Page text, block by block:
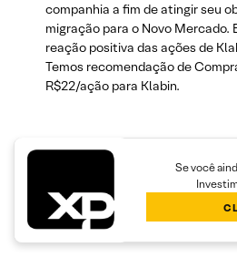
companhia a fim de atingir seu
migração para o Novo Mercado.
reação positiva das ações de
Temos recomendação de
R$22/ação para Klabin.
Se você